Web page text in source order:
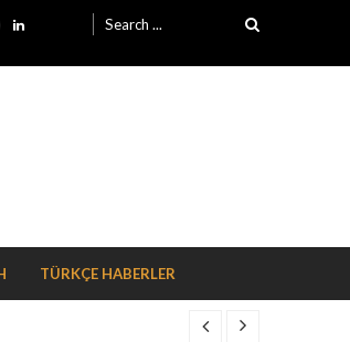
Search for:
TÜRKÇE HABERLER